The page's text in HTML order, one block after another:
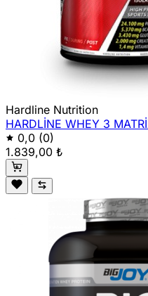
Hardline Nutrition
HARDLİNE WHEY 3
0,0 (0)
1.839,00 ₺